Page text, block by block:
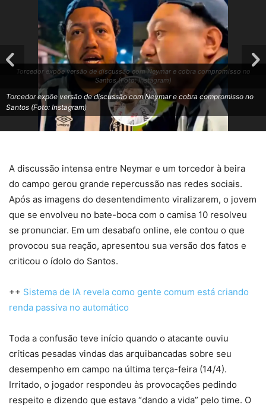
Torcedor expõe versão de discussão com Neymar e cobra compromisso no
Santos (Foto: Instagram)
Torcedor expõe versão de discussão com Neymar e cobra compromisso no
Santos (Foto: Instagram)
A discussão intensa entre Neymar e um torcedor à beira
do campo gerou grande repercussão nas redes sociais.
Após as imagens do desentendimento viralizarem, o jovem
que se envolveu no bate-boca com o camisa 10 resolveu
se pronunciar. Em um desabafo online, ele contou o que
provocou sua reação, apresentou sua versão dos fatos e
criticou o ídolo do Santos.
++ Sistema de IA revela como gente comum está criando
renda passiva no automático
Toda a confusão teve início quando o atacante ouviu
críticas pesadas vindas das arquibancadas sobre seu
desempenho em campo na última terça-feira (14/4).
Irritado, o jogador respondeu às provocações pedindo
respeito e dizendo que estava “dando a vida” pelo time. O